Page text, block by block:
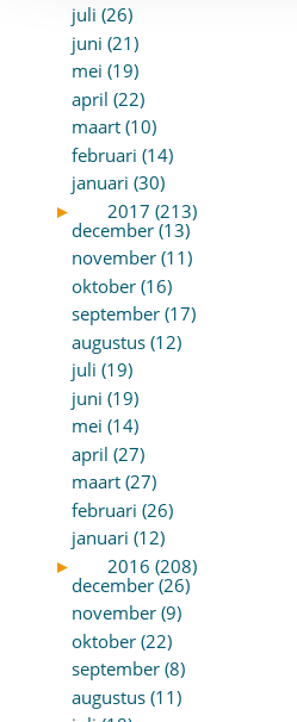
juli (26)
juni (21)
mei (19)
april (22)
maart (10)
februari (14)
januari (30)
►
2017 (213)
december (13)
november (11)
oktober (16)
september (17)
augustus (12)
juli (19)
juni (19)
mei (14)
april (27)
maart (27)
februari (26)
januari (12)
►
2016 (208)
december (26)
november (9)
oktober (22)
september (8)
augustus (11)